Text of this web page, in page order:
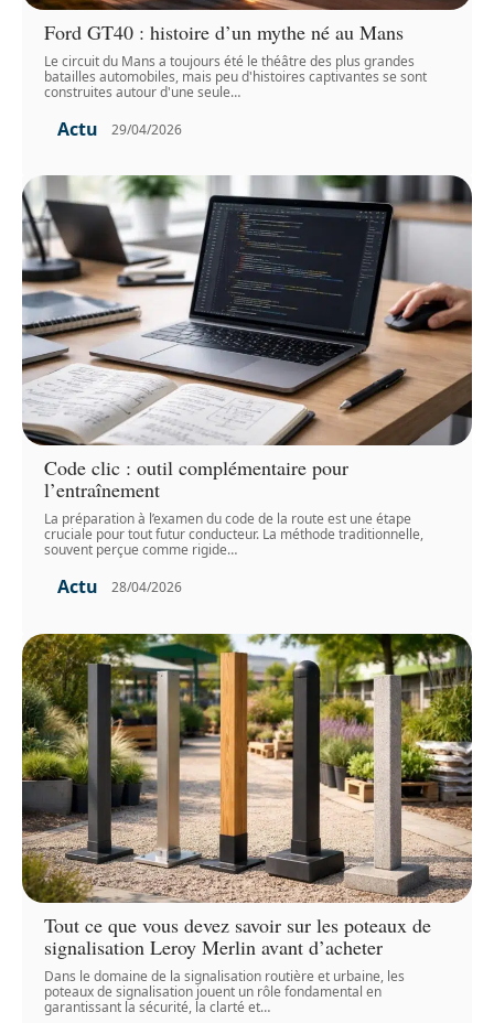
Ford GT40 : histoire d’un mythe né au Mans
Le circuit du Mans a toujours été le théâtre des plus grandes
batailles automobiles, mais peu d'histoires captivantes se sont
construites autour d'une seule…
Actu 29/04/2026
Code clic : outil complémentaire pour
l’entraînement
La préparation à l’examen du code de la route est une étape
cruciale pour tout futur conducteur. La méthode traditionnelle,
souvent perçue comme rigide…
Actu 28/04/2026
Tout ce que vous devez savoir sur les poteaux de
signalisation Leroy Merlin avant d’acheter
Dans le domaine de la signalisation routière et urbaine, les
poteaux de signalisation jouent un rôle fondamental en
garantissant la sécurité, la clarté et…